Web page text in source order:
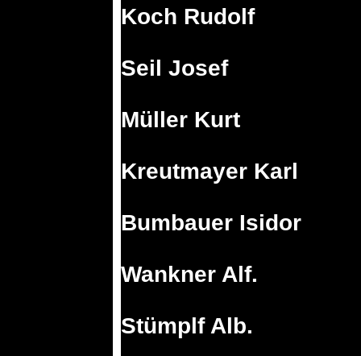
Koch Rudolf
Seil Josef
Müller Kurt
Kreutmayer Karl
Bumbauer Isidor
Wankner Alf.
Stümplf Alb.